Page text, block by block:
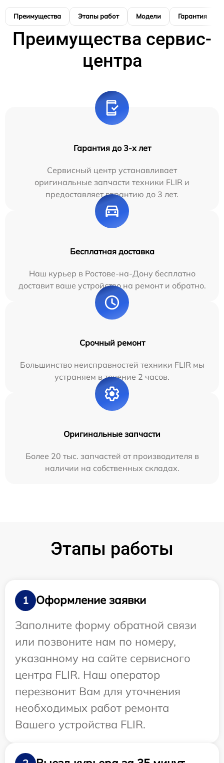
Преимущества Этапы работ Модели Гарантия
Преимущества сервис-
центра
Гарантия до 3-х лет
Сервисный центр устанавливает
оригинальные запчасти техники FLIR и
предоставляет гарантию до 3 лет.
Бесплатная доставка
Наш курьер в Ростове-на-Дону бесплатно
доставит ваше устройство на ремонт и обратно.
Срочный ремонт
Большинство неисправностей техники FLIR мы
устраняем в течение 2 часов.
Оригинальные запчасти
Более 20 тыс. запчастей от производителя в
наличии на собственных складах.
Этапы работы
1
Оформление заявки
Заполните форму обратной связи
или позвоните нам по номеру,
указанному на сайте сервисного
центра FLIR. Наш оператор
перезвонит Вам для уточнения
необходимых работ ремонта
Вашего устройства FLIR.